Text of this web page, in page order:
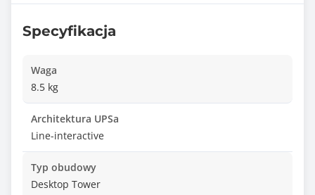
Specyfikacja
Waga
8.5 kg
Architektura UPSa
Line-interactive
Typ obudowy
Desktop Tower